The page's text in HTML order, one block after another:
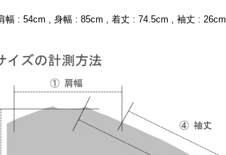
幅 : 54cm , 身幅 : 85cm , 着丈 : 74.5cm , 袖丈 : 26cm